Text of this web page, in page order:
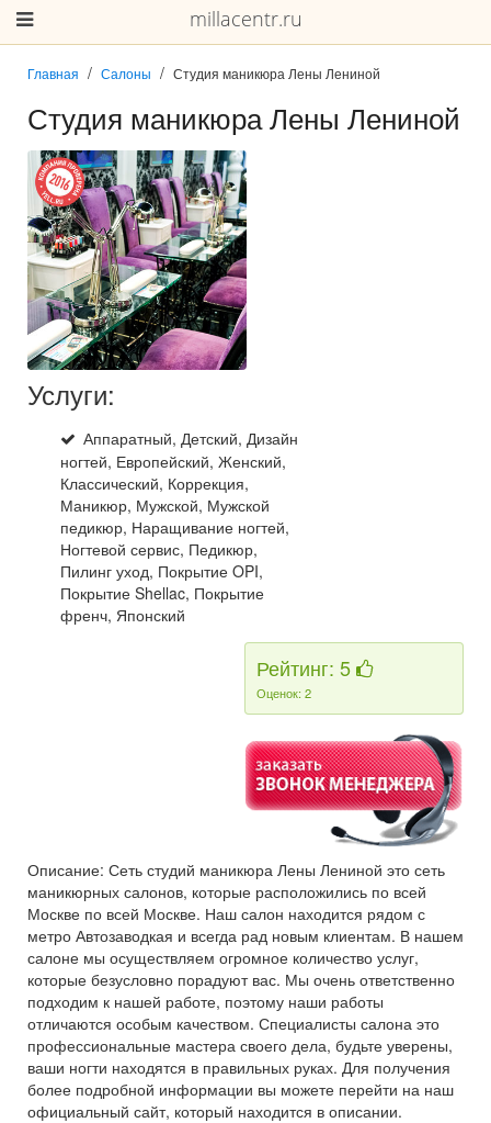
millacentr.ru
Главная Салоны Студия маникюра Лены Лениной
Студия маникюра Лены Лениной
Услуги:
Аппаратный, Детский, Дизайн
ногтей, Европейский, Женский,
Классический, Коррекция,
Маникюр, Мужской, Мужской
педикюр, Наращивание ногтей,
Ногтевой сервис, Педикюр,
Пилинг уход, Покрытие OPI,
Покрытие Shellac, Покрытие
френч, Японский
Рейтинг: 5
Оценок: 2
Описание: Сеть студий маникюра Лены Лениной это сеть
маникюрных салонов, которые расположились по всей
Москве по всей Москве. Наш салон находится рядом с
метро Автозаводкая и всегда рад новым клиентам. В нашем
салоне мы осуществляем огромное количество услуг,
которые безусловно порадуют вас. Мы очень ответственно
подходим к нашей работе, поэтому наши работы
отличаются особым качеством. Специалисты салона это
профессиональные мастера своего дела, будьте уверены,
ваши ногти находятся в правильных руках. Для получения
более подробной информации вы можете перейти на наш
официальный сайт, который находится в описании.